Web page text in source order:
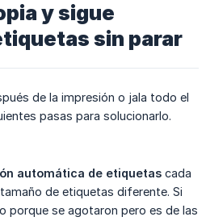
y sigue
sin parar
de la impresión o jala todo el
pasas para solucionarlo.
automática de etiquetas cada
de etiquetas diferente. Si
porque se agotaron pero es de las